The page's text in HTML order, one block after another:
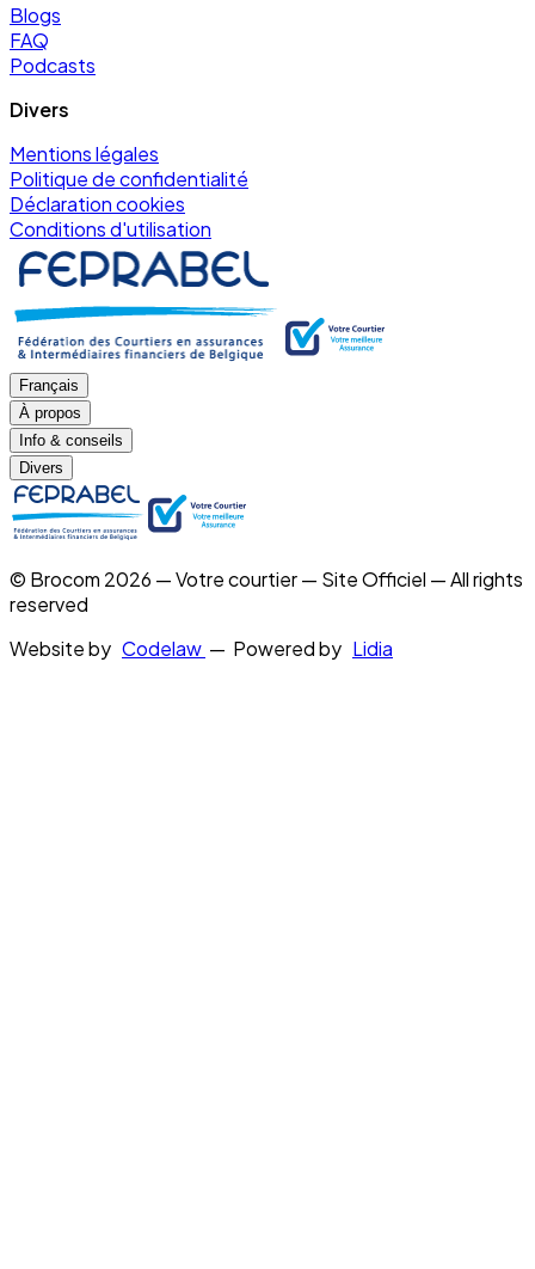
Blogs
FAQ
Podcasts
Divers
Mentions légales
Politique de confidentialité
Déclaration cookies
Conditions d'utilisation
Français
À propos
Info & conseils
Divers
© Brocom 2026 — Votre courtier — Site Officiel — All rights
reserved
Website by Codelaw — Powered by Lidia